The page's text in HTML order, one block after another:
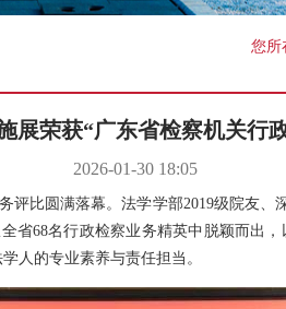
您所
展荣获“广东省检察机关行
2026-01-30 18:05
评比圆满落幕。法学学部2019级院友、
省68名行政检察业务精英中脱颖而出
人的专业素养与责任担当。